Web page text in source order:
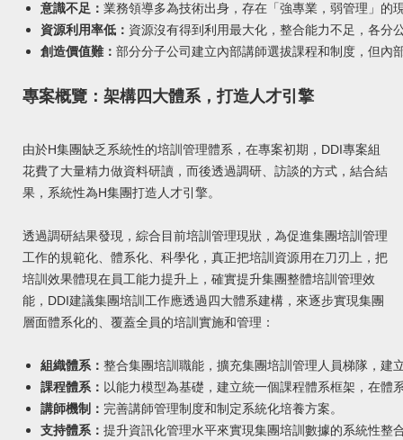
意識不足： 業務領導多為技術出身，存在「強專業，弱管理」的
資源利用率低： 資源沒有得到利用最大化，整合能力不足，各分
創造價值難： 部分分子公司建立內部講師選拔課程和制度，但內
專案概覽：架構四大體系，打造人才引擎
由於H集團缺乏系統性的培訓管理體系，在專案初期，DDI專案組
花費了大量精力做資料研讀，而後透過調研、訪談的方式，結合結
果，系統性為H集團打造人才引擎。
透過調研結果發現，綜合目前培訓管理現狀，為促進集團培訓管理
工作的規範化、體系化、科學化，真正把培訓資源用在刀刃上，把
培訓效果體現在員工能力提升上，確實提升集團整體培訓管理效
能，DDI建議集團培訓工作應透過四大體系建構，來逐步實現集團
層面體系化的、覆蓋全員的培訓實施和管理：
組織體系： 整合集團培訓職能，擴充集團培訓管理人員梯隊，建
課程體系： 以能力模型為基礎，建立統一個課程體系框架，在體
講師機制： 完善講師管理制度和制定系統化培養方案。
支持體系： 提升資訊化管理水平來實現集團培訓數據的系統性整